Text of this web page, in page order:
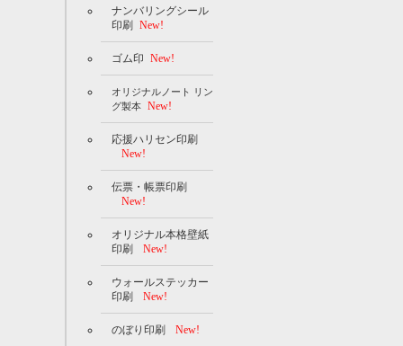
ナンバリングシール
印刷
New!
ゴム印 New!
オリジナルノート リン
グ製本 New!
応援ハリセン印刷
New!
伝票・帳票印刷
New!
オリジナル本格壁紙
印刷
New!
ウォールステッカー
印刷
New!
のぼり印刷 New!